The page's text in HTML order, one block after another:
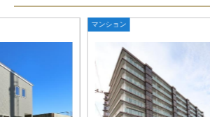
マンション